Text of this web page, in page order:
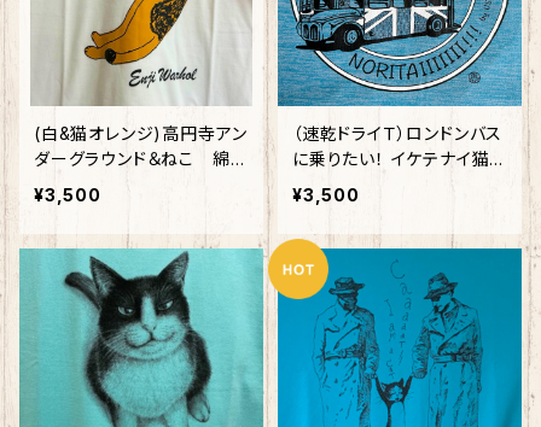
(白&猫オレンジ)高円寺アン
ダーグラウンド＆ねこ 綿1
00%
¥3,500
（速乾ドライＴ）ロンドンバス
に乗りたい！ イケテナイ猫シ
リーズ ヘザーブルー
¥3,500